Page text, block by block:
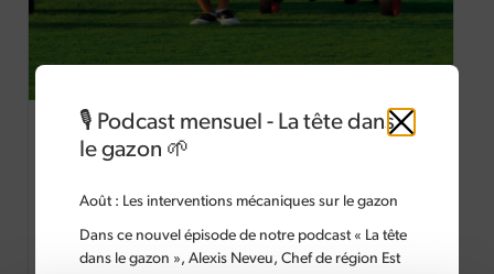
Ligue Pro et Golf
Pelouse pour un terrain de golf chez soi
Conçu pour les terrains de compétition
Esthétisme et performance
Fermer
🎙️ Podcast mensuel - La tête dans
le gazon 🌱
Août : Les interventions mécaniques sur le gazon
Dans ce nouvel épisode de notre podcast « La tête
dans le gazon », Alexis Neveu, Chef de région Est